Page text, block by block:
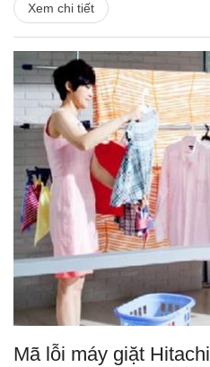
Xem chi tiết
Mã lỗi máy giặt Hitachi